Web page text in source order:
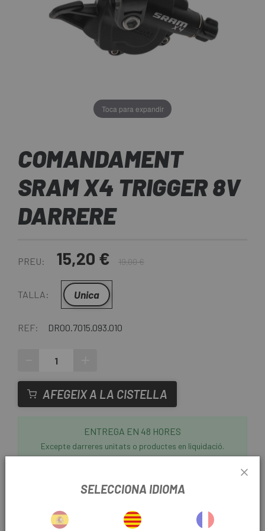
Toca para expandir
COMANDAMENT
SRAM X4 TRIGGER 8V
DARRERE
PREU: 15,20 € 19,00 €
TALLA: Unica
REF: DR00.7015.093.010
AFEGEIX A LA CISTELLA
ENTREGA EN 48 HORES
Excepte darreres unitats o productes en liquidació.
Darreres unitats en estoc
SELECCIONA IDIOMA